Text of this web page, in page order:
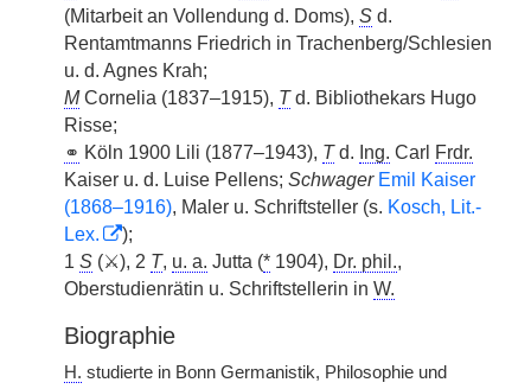
(Mitarbeit an Vollendung d. Doms), S d.
Rentamtmanns Friedrich in Trachenberg/Schlesien
u. d. Agnes Krah;
MCornelia (1837–1915), Td. Bibliothekars Hugo
Risse;
⚭ Köln 1900 Lili (1877–1943), Td. Ing. Carl Frdr.
Kaiser u. d. Luise Pellens; Schwager Emil Kaiser
(1868–1916), Maler u. Schriftsteller (s. Kosch, Lit.-
Lex.
);
1 S (⚔), 2 T, u. a. Jutta (* 1904), Dr. phil.,
Oberstudienrätin u. Schriftstellerin in W.
Biographie
H. studierte in Bonn Germanistik, Philosophie und